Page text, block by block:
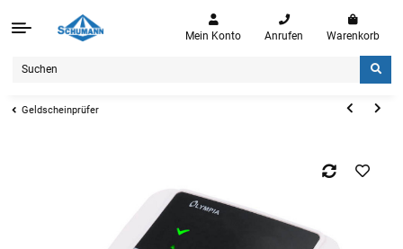
Mein Konto Anrufen Warenkorb
Geldscheinprüfer